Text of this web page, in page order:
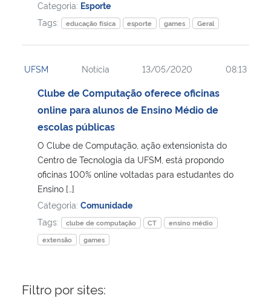
Categoria: Esporte
Tags:
educação física esporte games Geral
UFSM Notícia 13/05/2020 08:13
Clube de Computação oferece oficinas
online para alunos de Ensino Médio de
escolas públicas
O Clube de Computação, ação extensionista do
Centro de Tecnologia da UFSM, está propondo
oficinas 100% online voltadas para estudantes do
Ensino […]
Categoria: Comunidade
Tags:
clube de computação CT
ensino médio
extensão
games
Filtro por sites: